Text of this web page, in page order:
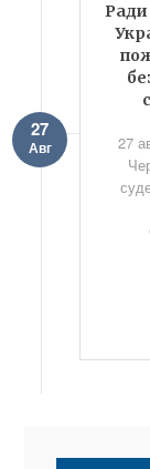
Ради
27
Авг
27